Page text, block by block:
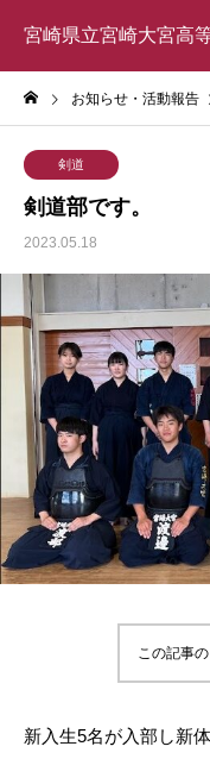
宮崎県立宮崎大宮高
お知らせ・活動報告
剣道
剣道部です。
2023.05.18
この記事
新入生5名が入部し新